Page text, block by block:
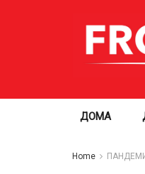
ДОМА
Home